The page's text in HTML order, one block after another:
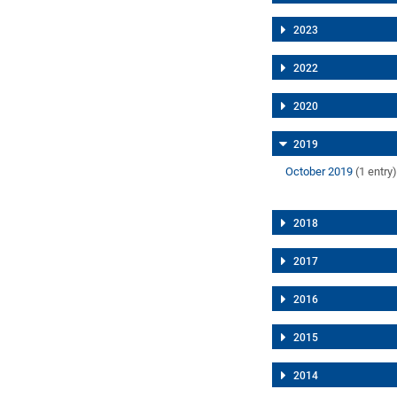
2023
2022
2020
2019
October 2019 (1 entry)
2018
2017
2016
2015
2014